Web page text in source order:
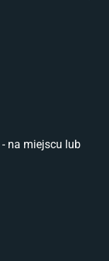
na miejscu lub